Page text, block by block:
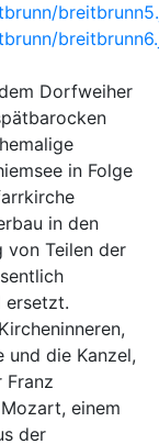
Dorfweiher
in Folge
in den
von Teilen der
ersetzt.
und die Kanzel,
Franz
einem
der